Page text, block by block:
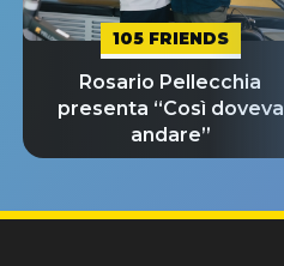
105 FRIENDS
Rosario Pellecchia
presenta “Così doveva
andare”